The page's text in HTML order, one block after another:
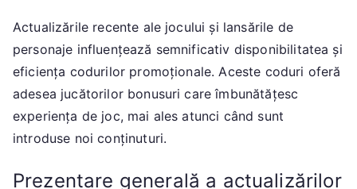
Actualizările recente ale jocului și lansările de
personaje influențează semnificativ disponibilitatea și
eficiența codurilor promoționale. Aceste coduri oferă
adesea jucătorilor bonusuri care îmbunătățesc
experiența de joc, mai ales atunci când sunt
introduse noi conținuturi.
Prezentare generală a actualizărilor